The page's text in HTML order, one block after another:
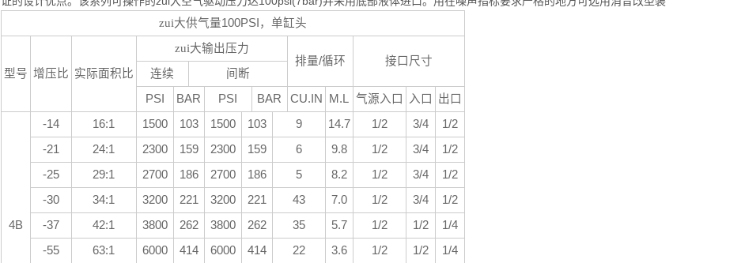
zui大供气量100PSI ，单缸头
型号 增压比 实际面积比
zui大输出压力
排量/循环
接口尺寸
连续
间断
PSI
BAR PSI BAR CU.IN M.L 气源入口 入口 出口
4B
-14 16:1 1500 103 1500 103 9 14.7 1/2 3/4
1/2
-21
24:1 2300 159 2300 159 6 9.8 1/2 3/4
1/2
-25
29:1 2700 186 2700 186 5 8.2 1/2 3/4
1/2
-30
34:1 3200 221 3200 221 43 7.0 1/2 3/4
1/2
-37
42:1 3800 262 3800 262 35 5.7 1/2 1/2
1/4
-55
63:1 6000 414 6000 414 22 3.6 1/2 1/2 1/4